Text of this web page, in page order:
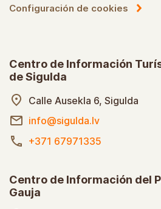
Configuración de cookies
Centro de Información
de Sigulda
Calle Ausekla 6, Sigulda
info@sigulda.lv
+371 67971335
Centro de Información del
Gauja